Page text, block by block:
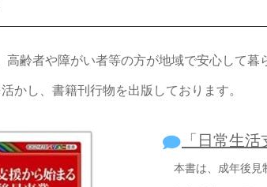
齢者や障がい者等の方が地域で安心して暮
かし、書籍刊行物を出版しております。
「日常生
本書は、成年後見